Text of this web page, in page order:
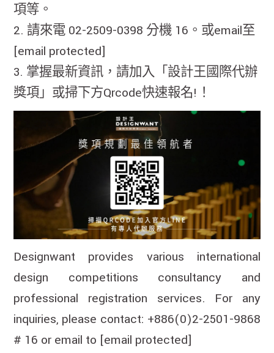
項等。
2. 請來電 02-2509-0398 分機 16。或email至
[email protected]
3. 掌握最新資訊，請加入「設計王國際代辦
獎項」或掃下方Qrcode快速報名!！
Designwant provides various international
design competitions consultancy and
professional registration services. For any
inquiries, please contact: +886(0)2-2501-9868
# 16 or email to [email protected]